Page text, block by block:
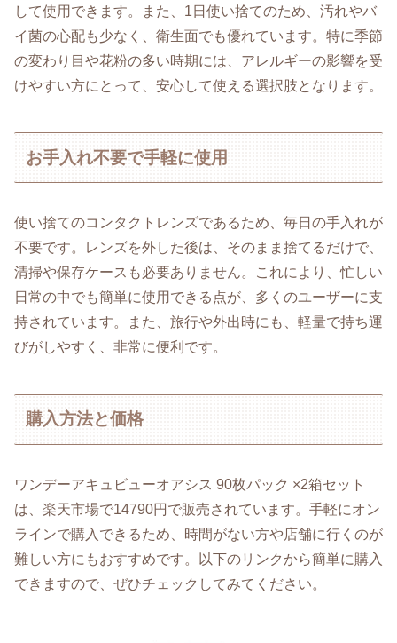
して使用できます。また、1日使い捨てのため、汚れやバ
イ菌の心配も少なく、衛生面でも優れています。特に季節
の変わり目や花粉の多い時期には、アレルギーの影響を受
けやすい方にとって、安心して使える選択肢となります。
お手入れ不要で手軽に使用
使い捨てのコンタクトレンズであるため、毎日の手入れが
不要です。レンズを外した後は、そのまま捨てるだけで、
清掃や保存ケースも必要ありません。これにより、忙しい
日常の中でも簡単に使用できる点が、多くのユーザーに支
持されています。また、旅行や外出時にも、軽量で持ち運
びがしやすく、非常に便利です。
購入方法と価格
ワンデーアキュビューオアシス 90枚パック ×2箱セット
は、楽天市場で14790円で販売されています。手軽にオン
ラインで購入できるため、時間がない方や店舗に行くのが
難しい方にもおすすめです。以下のリンクから簡単に購入
できますので、ぜひチェックしてみてください。